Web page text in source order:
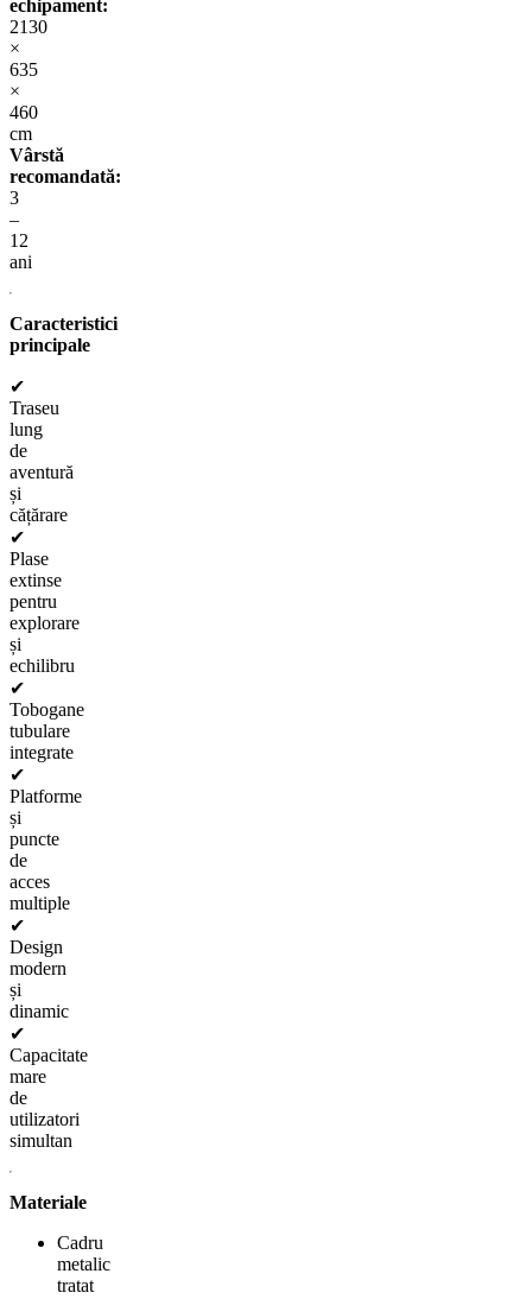
echipament:
2130
×
635
×
460
cm
Vârstă
recomandată:
3
–
12
ani
Caracteristici
principale
✔
Traseu
lung
de
aventură
și
cățărare
✔
Plase
extinse
pentru
explorare
și
echilibru
✔
Tobogane
tubulare
integrate
✔
Platforme
și
puncte
de
acces
multiple
✔
Design
modern
și
dinamic
✔
Capacitate
mare
de
utilizatori
simultan
Materiale
Cadru
metalic
tratat